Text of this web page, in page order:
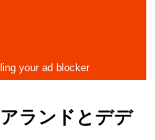
ランドとデデ